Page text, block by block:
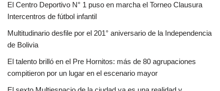
El Centro Deportivo N° 1 puso en marcha el Torneo Clausura
Intercentros de fútbol infantil
Multitudinario desfile por el 201° aniversario de la Independencia
de Bolivia
El talento brilló en el Pre Hornitos: más de 80 agrupaciones
compitieron por un lugar en el escenario mayor